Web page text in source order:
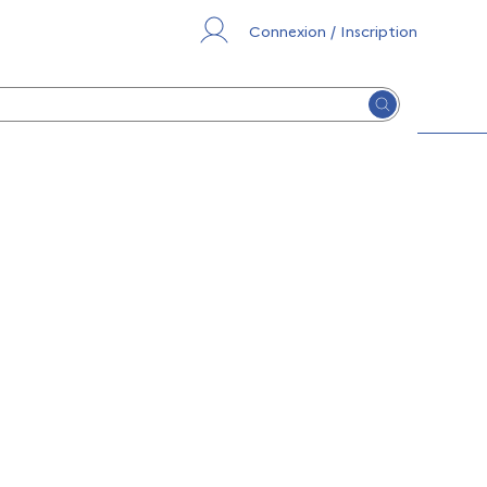
Connexion / Inscription
Lancer la